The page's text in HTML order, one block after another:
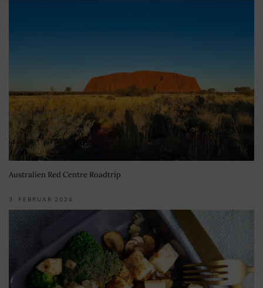
Australien Red Centre Roadtrip
3. FEBRUAR 2026